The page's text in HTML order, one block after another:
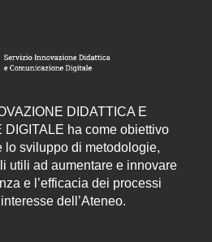
DIDATTICA E
DIGITALE ha come obiettivo
lo sviluppo di metodologie,
utili ad aumentare e innovare
e l’efficacia dei processi
dell’Ateneo.